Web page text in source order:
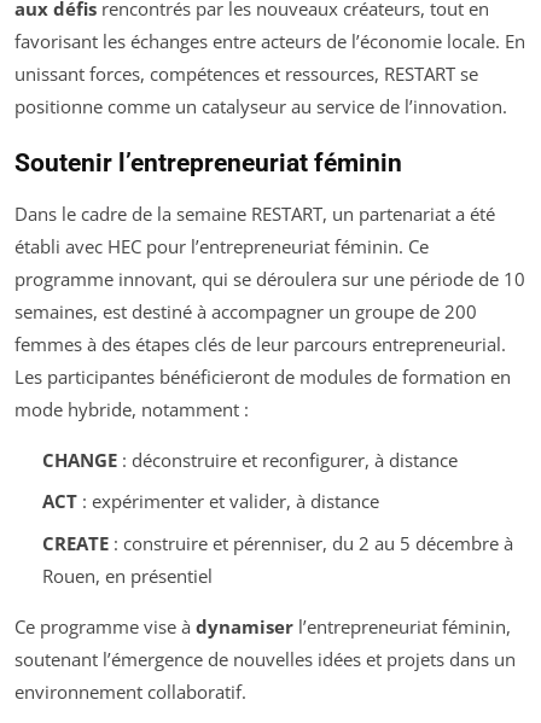
aux défis rencontrés par les nouveaux créateurs, tout en
favorisant les échanges entre acteurs de l’économie locale. En
unissant forces, compétences et ressources, RESTART se
positionne comme un catalyseur au service de l’innovation.
Soutenir l’entrepreneuriat féminin
Dans le cadre de la semaine RESTART, un partenariat a été
établi avec HEC pour l’entrepreneuriat féminin. Ce
programme innovant, qui se déroulera sur une période de 10
semaines, est destiné à accompagner un groupe de 200
femmes à des étapes clés de leur parcours entrepreneurial.
Les participantes bénéficieront de modules de formation en
mode hybride, notamment :
CHANGE: déconstruire et reconfigurer, à distance
ACT: expérimenter et valider, à distance
CREATE: construire et pérenniser, du 2 au 5 décembre à
Rouen, en présentiel
Ce programme vise à dynamiser l’entrepreneuriat féminin,
soutenant l’émergence de nouvelles idées et projets dans un
environnement collaboratif.